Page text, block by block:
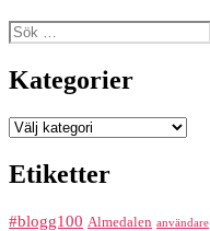
Sök
efter:
Kategorier
Kategorier
Etiketter
#blogg100 Almedalen användare